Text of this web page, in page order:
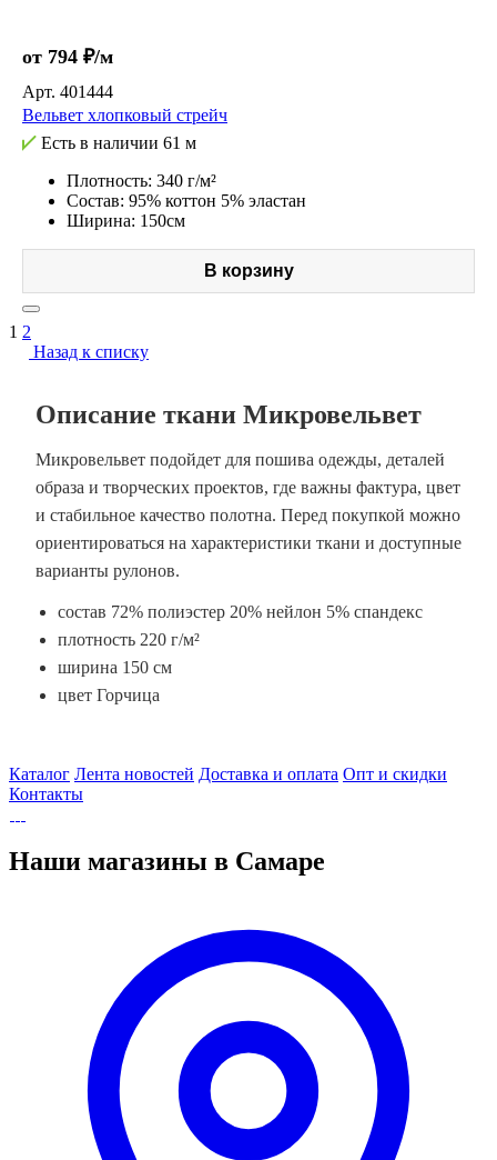
от 794 ₽/м
Арт. 401444
Вельвет хлопковый стрейч
Есть в наличии 61 м
Плотность: 340 г/м²
Состав: 95% коттон 5% эластан
Ширина: 150см
В корзину
1 2
Назад к списку
Описание ткани Микровельвет
Микровельвет подойдет для пошива одежды, деталей
образа и творческих проектов, где важны фактура, цвет
и стабильное качество полотна. Перед покупкой можно
ориентироваться на характеристики ткани и доступные
варианты рулонов.
состав 72% полиэстер 20% нейлон 5% спандекс
плотность 220 г/м²
ширина 150 см
цвет Горчица
Каталог Лента новостей Доставка и оплата Опт и скидки
Контакты
Наши магазины в Самаре